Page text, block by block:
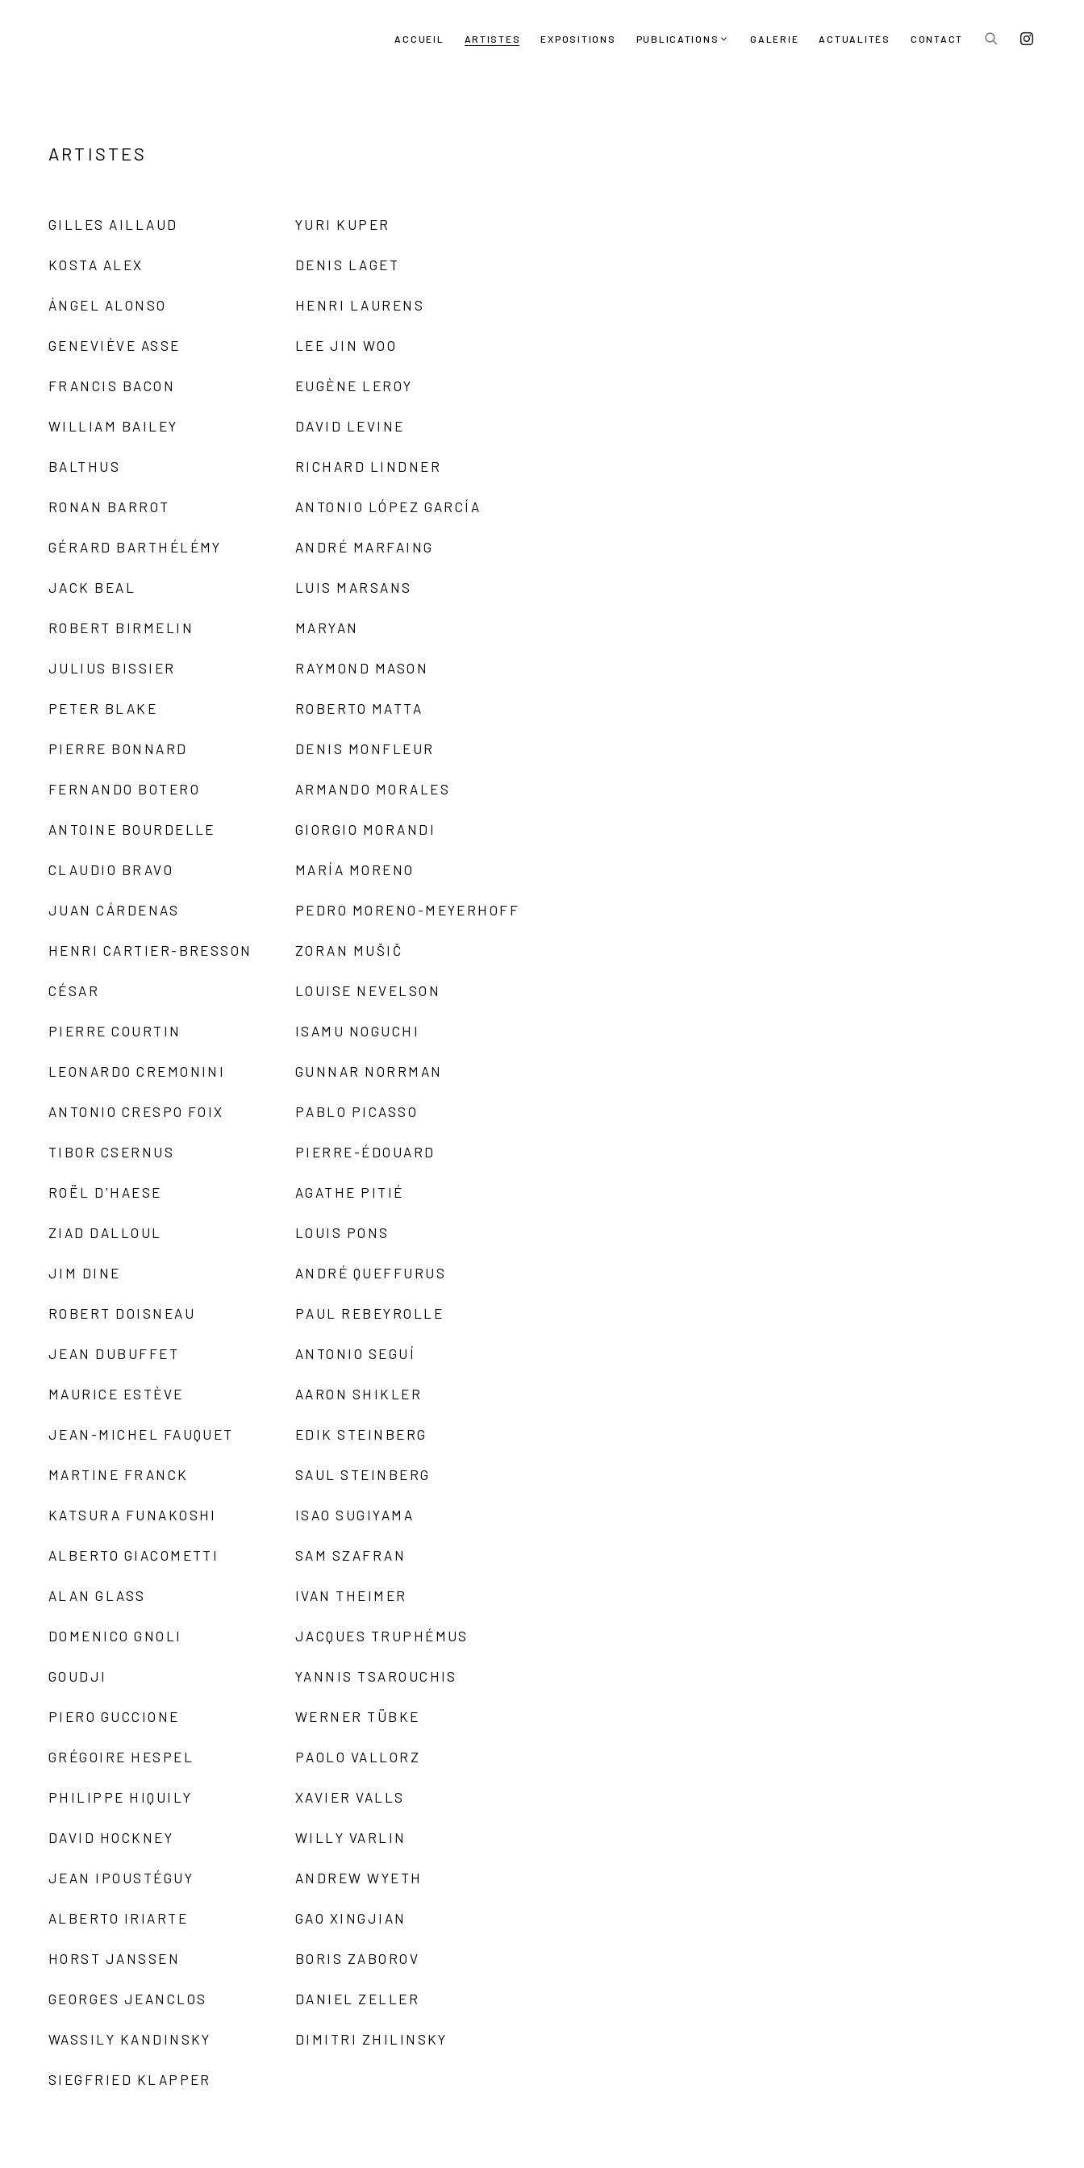
ACCUEIL ARTISTES EXPOSITIONS PUBLICATIONS GALERIE ACTUALITÉS CONTACT
ARTISTES
GILLES AILLAUD
KOSTA ALEX
ÁNGEL ALONSO
GENEVIÈVE ASSE
FRANCIS BACON
WILLIAM BAILEY
BALTHUS
RONAN BARROT
GÉRARD BARTHÉLÉMY
JACK BEAL
ROBERT BIRMELIN
JULIUS BISSIER
PETER BLAKE
PIERRE BONNARD
FERNANDO BOTERO
ANTOINE BOURDELLE
CLAUDIO BRAVO
JUAN CÁRDENAS
HENRI CARTIER-BRESSON
CÉSAR
PIERRE COURTIN
LEONARDO CREMONINI
ANTONIO CRESPO FOIX
TIBOR CSERNUS
ROËL D'HAESE
ZIAD DALLOUL
JIM DINE
ROBERT DOISNEAU
JEAN DUBUFFET
MAURICE ESTÈVE
JEAN-MICHEL FAUQUET
MARTINE FRANCK
KATSURA FUNAKOSHI
ALBERTO GIACOMETTI
ALAN GLASS
DOMENICO GNOLI
GOUDJI
PIERO GUCCIONE
GRÉGOIRE HESPEL
PHILIPPE HIQUILY
DAVID HOCKNEY
JEAN IPOUSTÉGUY
ALBERTO IRIARTE
HORST JANSSEN
GEORGES JEANCLOS
WASSILY KANDINSKY
SIEGFRIED KLAPPER
YURI KUPER
DENIS LAGET
HENRI LAURENS
LEE JIN WOO
EUGÈNE LEROY
DAVID LEVINE
RICHARD LINDNER
ANTONIO LÓPEZ GARCÍA
ANDRÉ MARFAING
LUIS MARSANS
MARYAN
RAYMOND MASON
ROBERTO MATTA
DENIS MONFLEUR
ARMANDO MORALES
GIORGIO MORANDI
MARÍA MORENO
PEDRO MORENO-MEYERHOFF
ZORAN MUŠIČ
LOUISE NEVELSON
ISAMU NOGUCHI
GUNNAR NORRMAN
PABLO PICASSO
PIERRE-ÉDOUARD
AGATHE PITIÉ
LOUIS PONS
ANDRÉ QUEFFURUS
PAUL REBEYROLLE
ANTONIO SEGUÍ
AARON SHIKLER
EDIK STEINBERG
SAUL STEINBERG
ISAO SUGIYAMA
SAM SZAFRAN
IVAN THEIMER
JACQUES TRUPHÉMUS
YANNIS TSAROUCHIS
WERNER TÜBKE
PAOLO VALLORZ
XAVIER VALLS
WILLY VARLIN
ANDREW WYETH
GAO XINGJIAN
BORIS ZABOROV
DANIEL ZELLER
DIMITRI ZHILINSKY